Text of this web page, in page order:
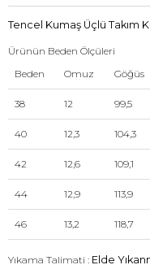
Tencel Kumaş Üçlü Takım
Ürünün Beden Ölçüleri
Beden
Omuz Göğüs
38 12 99,5
40 12,3 104,3
42 12,6 109,1
44 12,9 113,9
46 13,2 118,7
Yıkama Talimati : Elde